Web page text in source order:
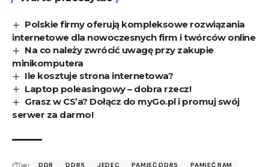
Polskie firmy oferują kompleksowe rozwiązania
internetowe dla nowoczesnych firm i twórców online
Na co należy zwrócić uwagę przy zakupie
minikomputera
Ile kosztuje strona internetowa?
Laptop poleasingowy – dobra rzecz!
Grasz w CS’a? Dołącz do myGo.pl i promuj swój
serwer za darmo!
Tagi: DDR DDR5 JEDEC PAMIĘĆ DDR5 PAMIĘĆ RAM